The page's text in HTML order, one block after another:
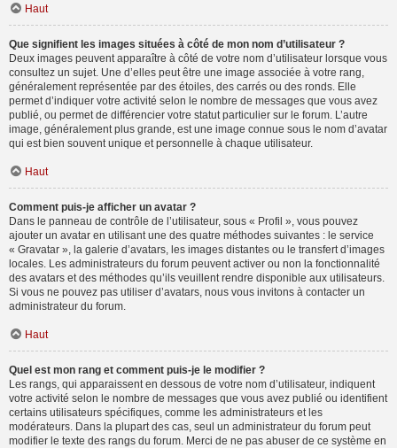
Haut
Que signifient les images situées à côté de mon nom d’utilisateur ?
Deux images peuvent apparaître à côté de votre nom d’utilisateur lorsque vous
consultez un sujet. Une d’elles peut être une image associée à votre rang,
généralement représentée par des étoiles, des carrés ou des ronds. Elle
permet d’indiquer votre activité selon le nombre de messages que vous avez
publié, ou permet de différencier votre statut particulier sur le forum. L’autre
image, généralement plus grande, est une image connue sous le nom d’avatar
qui est bien souvent unique et personnelle à chaque utilisateur.
Haut
Comment puis-je afficher un avatar ?
Dans le panneau de contrôle de l’utilisateur, sous « Profil », vous pouvez
ajouter un avatar en utilisant une des quatre méthodes suivantes : le service
« Gravatar », la galerie d’avatars, les images distantes ou le transfert d’images
locales. Les administrateurs du forum peuvent activer ou non la fonctionnalité
des avatars et des méthodes qu’ils veuillent rendre disponible aux utilisateurs.
Si vous ne pouvez pas utiliser d’avatars, nous vous invitons à contacter un
administrateur du forum.
Haut
Quel est mon rang et comment puis-je le modifier ?
Les rangs, qui apparaissent en dessous de votre nom d’utilisateur, indiquent
votre activité selon le nombre de messages que vous avez publié ou identifient
certains utilisateurs spécifiques, comme les administrateurs et les
modérateurs. Dans la plupart des cas, seul un administrateur du forum peut
modifier le texte des rangs du forum. Merci de ne pas abuser de ce système en